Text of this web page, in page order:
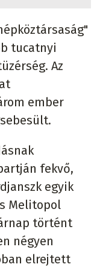
tucatnyi
Az
ember
fekvő,
egyik
Melitopol
történt
négyen
elrejtett